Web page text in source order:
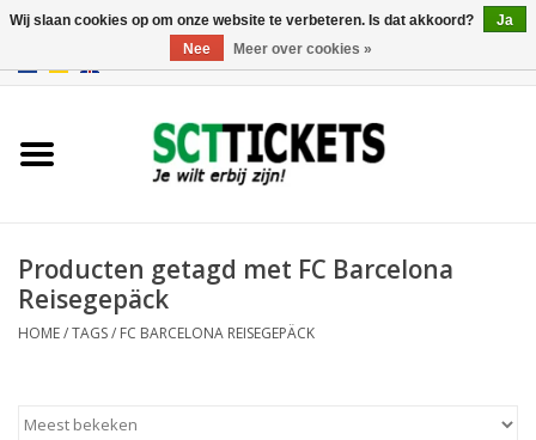
Producten getagd met FC Barcelona
Reisegepäck
HOME/TAGS/ FC BARCELONA REISEGEPÄCK
Wij slaan cookies op om onze website te verbeteren. Is dat akkoord?
Ja
Nee
Meer over cookies »